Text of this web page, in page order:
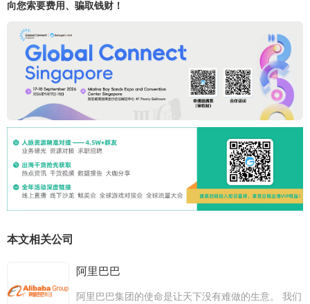
向您索要费用、骗取钱财！
本文相关公司
阿里巴巴
阿里巴巴集团的使命是让天下没有难做的生意。 我们